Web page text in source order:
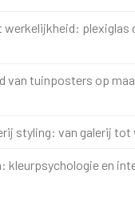
plexiglas
van tuinposters op
styling: van galerij
kleurpsychologie en